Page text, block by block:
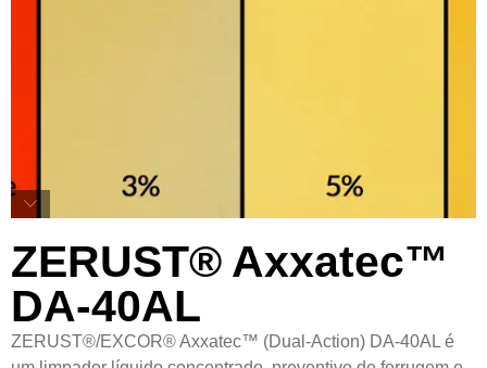
ZERUST® Axxatec™
DA-40AL
ZERUST®/EXCOR® Axxatec™ (Dual-Action) DA-40AL é